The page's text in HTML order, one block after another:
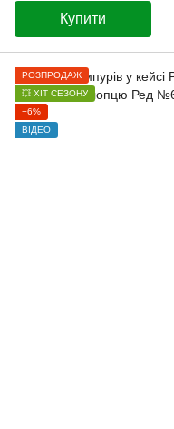
Купити
РОЗПРОДАЖ
💥 ХІТ СЕЗОНУ
−6%
ВІДЕО